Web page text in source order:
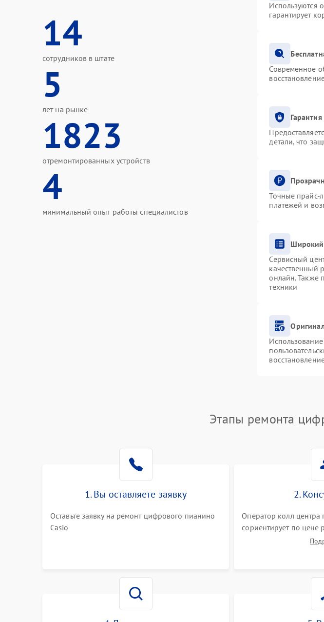
14
сотрудников в штате
5
лет на рынке
1823
отремонтированных устройств
4
минимальный опыт работы специалистов
Используются
гарантирует
Современное
детали, что
Точные прайс-
платежей и
Широкий
Сервисный
качественный
онлайн. Также
техники
Этапы ремонта
1. Вы оставляете заявку
Оставьте заявку на ремонт цифрового пианино
Casio
2.
Оператор колл центра
сориентирует по цене
цифрового пианино а